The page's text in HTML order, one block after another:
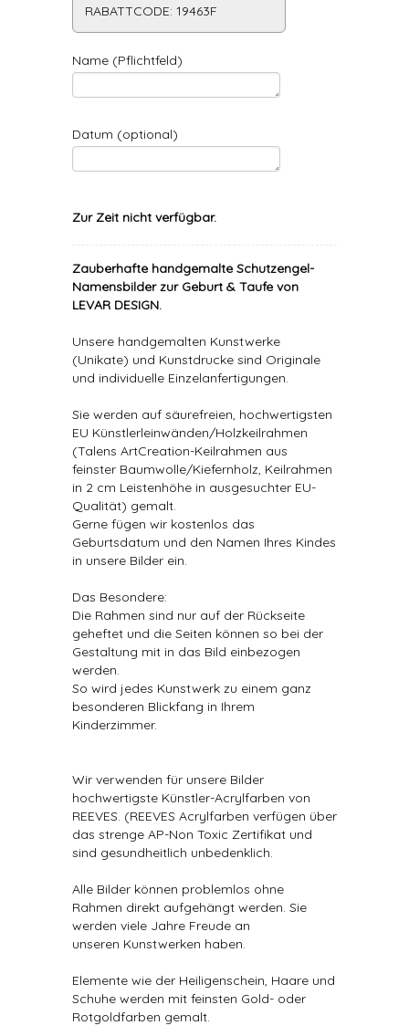
RABATTCODE: 19463F
Name (Pflichtfeld)
Datum (optional)
Zur Zeit nicht verfügbar.
Zauberhafte handgemalte Schutzengel-
Namensbilder zur Geburt & Taufe von
LEVAR DESIGN.
Unsere handgemalten Kunstwerke
(Unikate) und Kunstdrucke sind Originale
und individuelle Einzelanfertigungen.
Sie werden auf säurefreien, hochwertigsten
EU Künstlerleinwänden/Holzkeilrahmen
(Talens ArtCreation-Keilrahmen aus
feinster Baumwolle/Kiefernholz, Keilrahmen
in 2 cm Leistenhöhe in ausgesuchter EU-
Qualität) gemalt.
Gerne fügen wir kostenlos das
Geburtsdatum und den Namen Ihres Kindes
in unsere Bilder ein.
Das Besondere:
Die Rahmen sind nur auf der Rückseite
geheftet und die Seiten können so bei der
Gestaltung mit in das Bild einbezogen
werden.
So wird jedes Kunstwerk zu einem ganz
besonderen Blickfang in Ihrem
Kinderzimmer.
Wir verwenden für unsere Bilder
hochwertigste Künstler-Acrylfarben von
REEVES. (REEVES Acrylfarben verfügen über
das strenge AP-Non Toxic Zertifikat und
sind gesundheitlich unbedenklich.
Alle Bilder können problemlos ohne
Rahmen direkt aufgehängt werden. Sie
werden viele Jahre Freude an
unseren Kunstwerken haben.
Elemente wie der Heiligenschein, Haare und
Schuhe werden mit feinsten Gold- oder
Rotgoldfarben gemalt.